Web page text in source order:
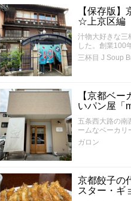
【保存版
☆上京区編
汁物大好きな三
した。創業100
三杯目 J Soup
【京都ベ
いパン屋「
五条西大路の南
ームなベーカリ
ガロン
京都餃子の
スター・ギ